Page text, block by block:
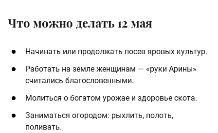
Что можно делать 12 мая
Начинать или продолжать посев яровых культур.
Работать на земле женщинам — «руки Арины»
считались благословенными.
Молиться о богатом урожае и здоровье скота.
Заниматься огородом: рыхлить, полоть,
поливать.